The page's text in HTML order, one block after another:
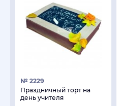
№ 2229
Праздничный торт на
день учителя